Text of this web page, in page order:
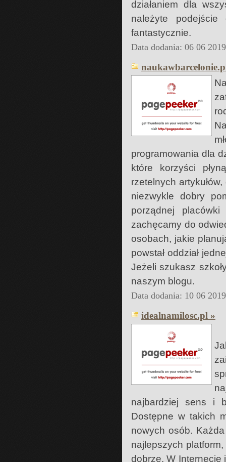
działaniem dla
należyte
fantastycznie.
Data dodania: 06 06
programowania dla
które korzyści
rzetelnych
niezwykle dobry
porządnej placówki
zachęcamy do
osobach, jakie
powstał oddział
Jeżeli szukasz
naszym blogu.
Data dodania: 10 06
idealnamilosc.pl »
najbardziej sens i
Dostępne w takich
nowych osób.
najlepszych
dobrze. W Internecie